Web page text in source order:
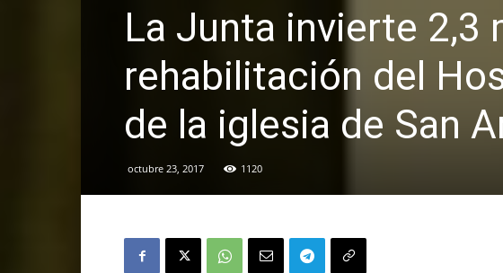
La Junta invierte 2,3
rehabilitación del
de la iglesia de San
octubre 23, 2017 1120